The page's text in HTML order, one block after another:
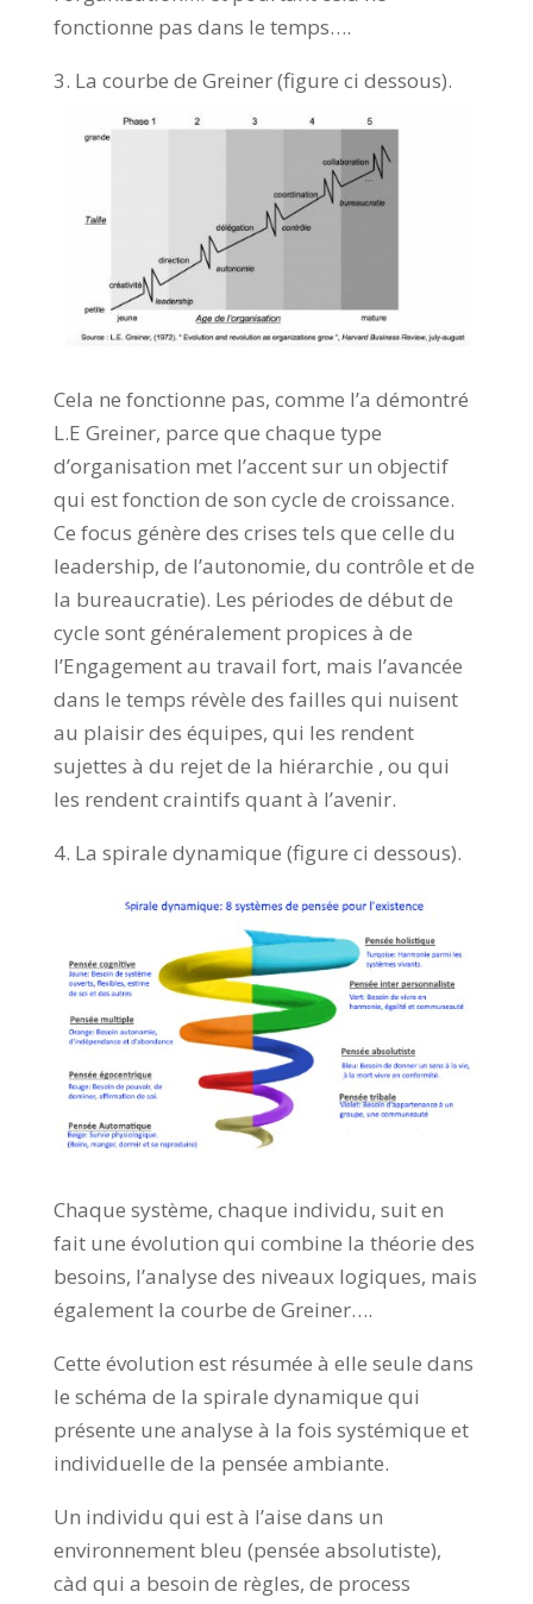
fonctionne pas dans le temps….
3. La courbe de Greiner (figure ci dessous).
Cela ne fonctionne pas, comme l’a démontré
L.E Greiner, parce que chaque type
d’organisation met l’accent sur un objectif
qui est fonction de son cycle de croissance.
Ce focus génère des crises tels que celle du
leadership, de l’autonomie, du contrôle et de
la bureaucratie). Les périodes de début de
cycle sont généralement propices à de
l’Engagement au travail fort, mais l’avancée
dans le temps révèle des failles qui nuisent
au plaisir des équipes, qui les rendent
sujettes à du rejet de la hiérarchie , ou qui
les rendent craintifs quant à l’avenir.
4. La spirale dynamique (figure ci dessous).
Chaque système, chaque individu, suit en
fait une évolution qui combine la théorie des
besoins, l’analyse des niveaux logiques, mais
également la courbe de Greiner….
Cette évolution est résumée à elle seule dans
le schéma de la spirale dynamique qui
présente une analyse à la fois systémique et
individuelle de la pensée ambiante.
Un individu qui est à l’aise dans un
environnement bleu (pensée absolutiste),
càd qui a besoin de règles, de process